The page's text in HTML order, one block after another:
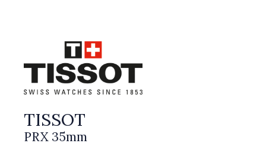
TISSOT
PRX 35mm